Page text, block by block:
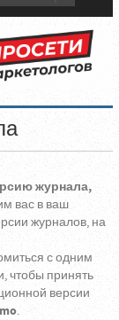
журнала,
вас в ваш
журналов, на
с одним
чтобы принять
версии
.